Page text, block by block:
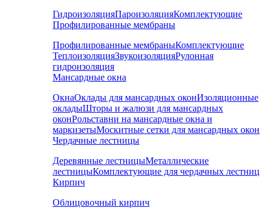
ГидроизоляцияПароизоляцияКомплектующие
Профилированные мембраны
Профилированные мембраныКомплектующие
ТеплоизоляцияЗвукоизоляцияРулонная
гидроизоляция
Мансардные окна
ОкнаОклады для мансардных оконИзоляционные
окладыШторы и жалюзи для мансардных
оконРольставни на мансардные окна и
маркизетыМоскитные сетки для мансардных окон
Чердачные лестницы
Деревянные лестницыМеталлические
лестницыКомплектующие для чердачных лестниц
Кирпич
Облицовочный кирпич